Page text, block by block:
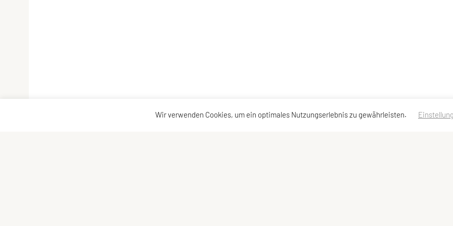
Wir verwenden Cookies, um ein optimales Nutzungserlebnis zu gewährleisten.